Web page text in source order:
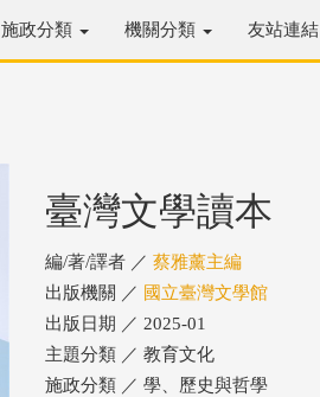
施政分類 機關分類 友站連結
臺灣文學讀本
編/著/譯者 ／ 蔡雅薰主編
出版機關 ／ 國立臺灣文學館
出版日期 ／ 2025-01
主題分類 ／ 教育文化
施政分類 ／ 學、歷史與哲學